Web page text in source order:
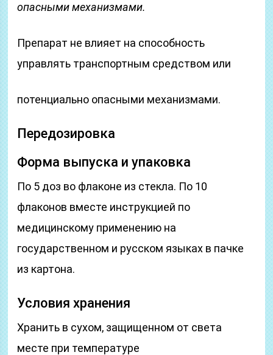
опасными механизмами.
Препарат не влияет на способность
управлять транспортным средством или
потенциально опасными механизмами.
Передозировка
Форма выпуска и упаковка
По 5 доз во флаконе из стекла. По 10
флаконов вместе инструкцией по
медицинскому применению на
государственном и русском языках в пачке
из картона.
Условия хранения
Хранить в сухом, защищенном от света
месте при температуре